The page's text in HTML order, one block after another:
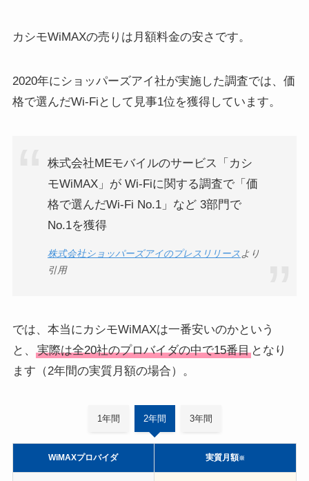
カシモWiMAXの売りは月額料金の安さです。
2020年にショッパーズアイ社が実施した調査では、価
格で選んだWi-Fiとして見事1位を獲得しています。
株式会社MEモバイルのサービス「カシ
モWiMAX」が Wi-Fiに関する調査で「価
格で選んだWi-Fi No.1」など 3部門で
No.1を獲得
株式会社ショッパーズアイのプレスリリース より
引用
では、本当にカシモWiMAXは一番安いのかという
と、
実際は全20社のプロバイダの中で15番目となり
ます（2年間の実質月額の場合）。
1年間 2年間 3年間
WiMAXプロバイダ 実質月額※